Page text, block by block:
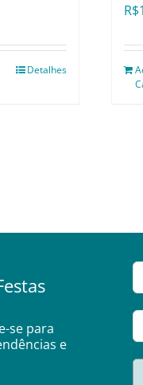
Detalhes
R$
se para
e